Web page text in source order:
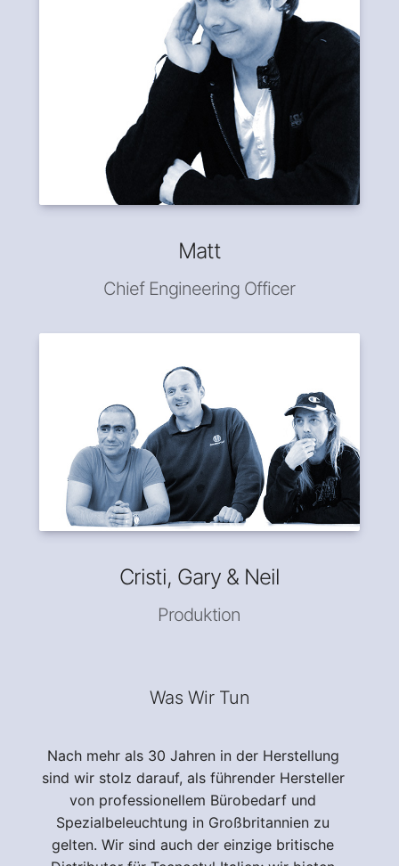
Matt
Chief Engineering Officer
Cristi, Gary & Neil
Produktion
Was Wir Tun
Nach mehr als 30 Jahren in der Herstellung
sind wir stolz darauf, als führender Hersteller
von professionellem Bürobedarf und
Spezialbeleuchtung in Großbritannien zu
gelten. Wir sind auch der einzige britische